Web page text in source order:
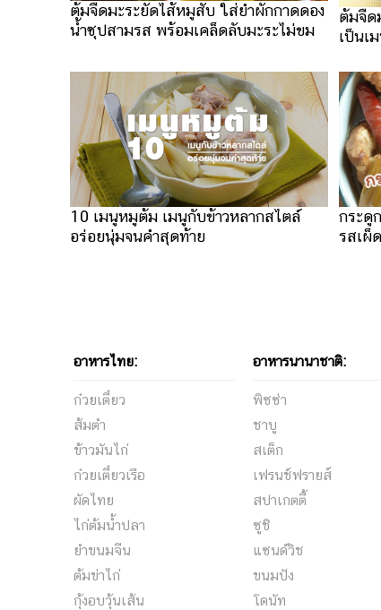
ต้มจืดมะระยัดไส้หมูสับ ใส่ยำผักกาดดอง
น้ำซุปสามรส พร้อมเคล็ดลับมะระไม่ขม
ต้มจืด
เป็นเ
10 เมนูหมูต้ม เมนูกับข้าวหลากสไตล์
อร่อยนุ่มจนคำสุดท้าย
กระดู
รสเผ็
อาหารไทย:
ก๋วยเตี๋ยว
ส้มตำ
ข้าวมันไก่
ก๋วยเตี๋ยวเรือ
ผัดไทย
ไก่ต้มน้ำปลา
ยำขนมจีน
ต้มข่าไก่
กุ้งอบวุ้นเส้น
อาหารนานาชาติ:
พิซซ่า
ชาบู
สเต็ก
เฟรนช์ฟรายส์
สปาเกตตี้
ซูชิ
แซนด์วิช
ขนมปัง
โดนัท